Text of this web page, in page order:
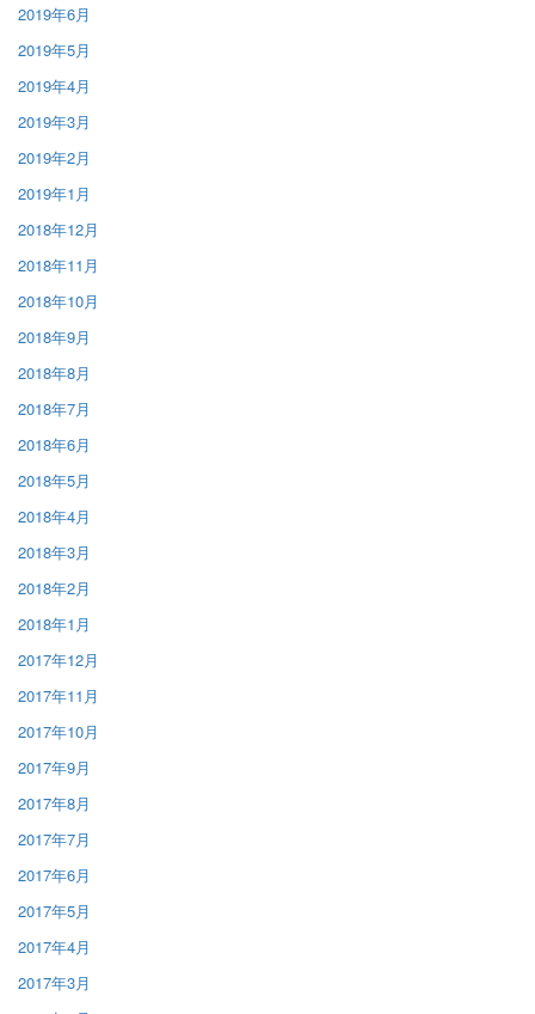
2019年6月
2019年5月
2019年4月
2019年3月
2019年2月
2019年1月
2018年12月
2018年11月
2018年10月
2018年9月
2018年8月
2018年7月
2018年6月
2018年5月
2018年4月
2018年3月
2018年2月
2018年1月
2017年12月
2017年11月
2017年10月
2017年9月
2017年8月
2017年7月
2017年6月
2017年5月
2017年4月
2017年3月